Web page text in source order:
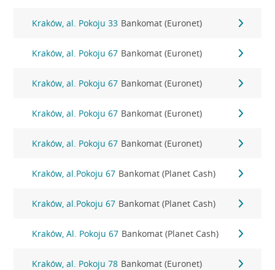
Kraków, al. Pokoju 33 Bankomat (Euronet)
Kraków, al. Pokoju 67 Bankomat (Euronet)
Kraków, al. Pokoju 67 Bankomat (Euronet)
Kraków, al. Pokoju 67 Bankomat (Euronet)
Kraków, al. Pokoju 67 Bankomat (Euronet)
Kraków, al.Pokoju 67 Bankomat (Planet Cash)
Kraków, al.Pokoju 67 Bankomat (Planet Cash)
Kraków, Al. Pokoju 67 Bankomat (Planet Cash)
Kraków, al. Pokoju 78 Bankomat (Euronet)